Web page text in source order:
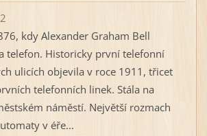
kdy Alexander Graham Bell
telefon. Historicky první telefonní
ulicích objevila v roce 1911, třicet
telefonních linek. Stála na
náměstí. Největší rozmach
v éře...